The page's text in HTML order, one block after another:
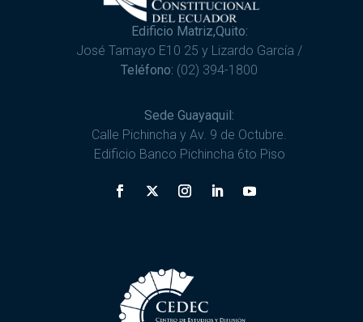
Edificio Matriz,Quito:
José Tamayo E10 25 y Lizardo García /
Teléfono: (02) 394-1800
Sede Guayaquil:
Calle Pichincha y Av. 9 de Octubre.
Edificio Banco Pichincha 6to Piso